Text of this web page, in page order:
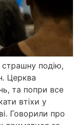
подію,
Церква
та попри все
втіхи у
Говорили про